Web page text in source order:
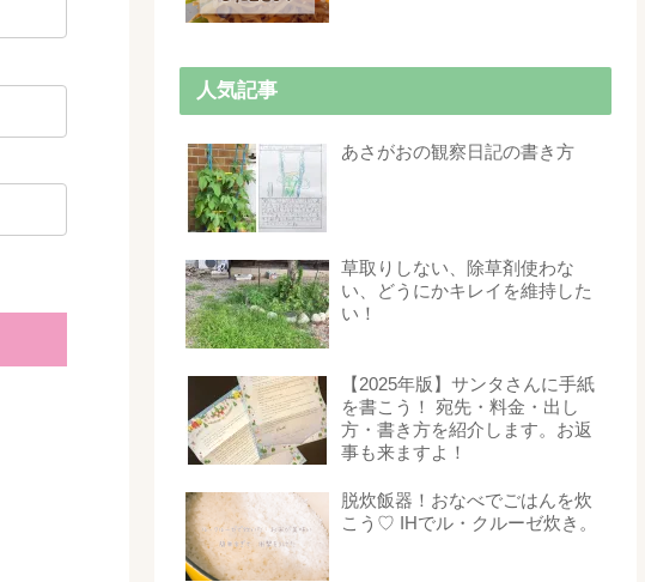
人気記事
あさがおの観察日記の書き方
草取りしない、除草剤使わな
い、どうにかキレイを維持した
い！
【2025年版】サンタさんに手紙
を書こう！ 宛先・料金・出し
方・書き方を紹介します。お返
事も来ますよ！
脱炊飯器！おなべでごはんを炊
こう♡ IHでル・クルーゼ炊き。